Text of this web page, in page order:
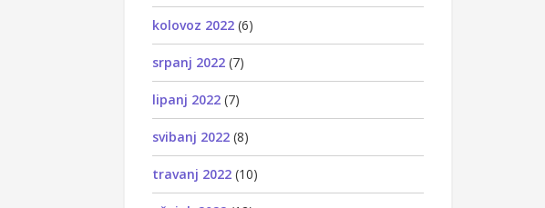
kolovoz 2022 (6)
srpanj 2022 (7)
lipanj 2022 (7)
svibanj 2022 (8)
travanj 2022 (10)